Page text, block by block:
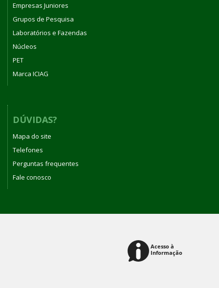
Empresas Juniores
Grupos de Pesquisa
Laboratórios e Fazendas
Núcleos
PET
Marca ICIAG
DÚVIDAS?
Mapa do site
Telefones
Perguntas frequentes
Fale conosco